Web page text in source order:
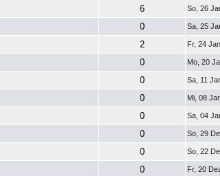
6 So, 26
0 Sa, 25
2 Fr, 24
0 Mo, 20
0 Sa, 11
0 Mi, 08
0 Sa, 04
0 So, 29
0 So, 22
0 Fr, 20